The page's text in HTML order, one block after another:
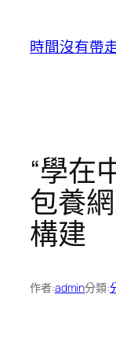
時間沒有帶
“學在
包養
構建
作者:admin分類: